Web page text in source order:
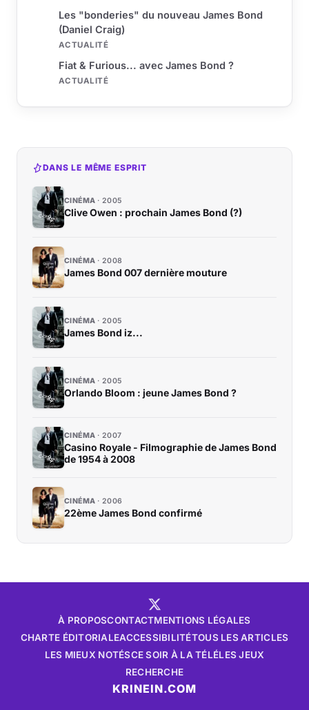
Les "bonderies" du nouveau James Bond
(Daniel Craig)
ACTUALITÉ
Fiat & Furious... avec James Bond ?
ACTUALITÉ
DANS LE MÊME ESPRIT
CINÉMA 2005
Clive Owen : prochain James Bond (?)
CINÉMA 2008
James Bond 007 dernière mouture
CINÉMA 2005
James Bond iz...
CINÉMA 2005
Orlando Bloom : jeune James Bond ?
CINÉMA 2007
Casino Royale - Filmographie de James Bond
de 1954 à 2008
CINÉMA 2006
22ème James Bond confirmé
À PROPOSCONTACTMENTIONS LÉGALES
CHARTE ÉDITORIALEACCESSIBILITÉTOUS LES ARTICLES
LES MIEUX NOTÉSCE SOIR À LA TÉLÉLES JEUX
RECHERCHE
KRINEIN.COM